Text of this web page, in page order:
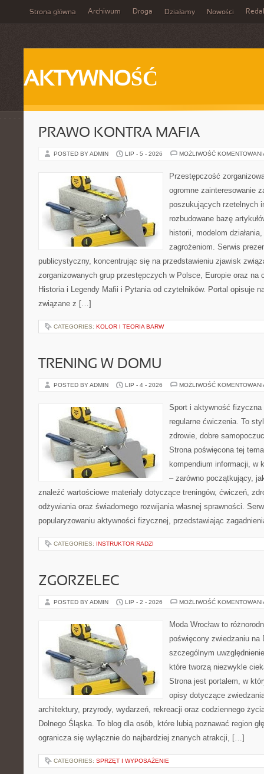
Strona główna Archiwum Droga Działamy Nowości
AKTYWNOŚĆ
PRAWO KONTRA MAFIA
POSTED BY ADMIN LIP - 5 - 2026 MOŻLIWOŚĆ
Przestępczość
ogromne zainteresowanie
poszukujących rzetelnych
rozbudowane bazę
historii, modelom
zagrożeniom. Serwis
publicystyczny, koncentrując się na przedstawieniu zjawisk
zorganizowanych grup przestępczych w Polsce, Europie oraz na
Historia i Legendy Mafii i Pytania od czytelników. Portal opisuje
związane z […]
CATEGORIES: KOLOR I TEORIA BARW
TRENING W DOMU
POSTED BY ADMIN LIP - 4 - 2026 MOŻLIWOŚĆ
Sport i aktywność
regularne ćwiczenia. To
zdrowie, dobre
Strona poświęcona tej
kompendium informacji, w
– zarówno początkujący,
znaleźć wartościowe materiały dotyczące treningów, ćwiczeń,
odżywiania oraz świadomego rozwijania własnej sprawności.
popularyzowaniu aktywności fizycznej, przedstawiając
CATEGORIES: INSTRUKTOR RADZI
ZGORZELEC
POSTED BY ADMIN LIP - 2 - 2026 MOŻLIWOŚĆ
Moda Wrocław to
poświęcony zwiedzaniu na
szczególnym
które tworzą niezwykle
Strona jest portalem, w
opisy dotyczące
architektury, przyrody, wydarzeń, rekreacji oraz codziennego
Dolnego Śląska. To blog dla osób, które lubią poznawać region
ogranicza się wyłącznie do najbardziej znanych atrakcji, […]
CATEGORIES: SPRZĘT I WYPOSAŻENIE